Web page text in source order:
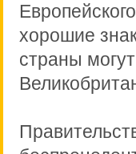
хорошие
страны